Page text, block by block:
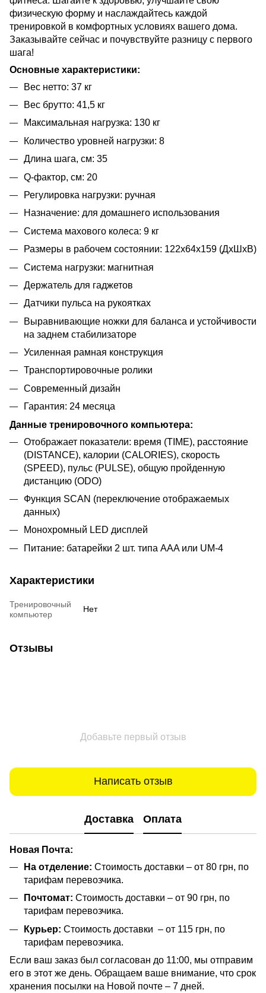
физическую форму и наслаждайтесь каждой
тренировкой в комфортных условиях вашего дома.
Заказывайте сейчас и почувствуйте разницу с первого
шага!
Основные характеристики:
Вес нетто: 37 кг
Вес брутто: 41,5 кг
Максимальная нагрузка: 130 кг
Количество уровней нагрузки: 8
Длина шага, см: 35
Q-фактор, см: 20
Регулировка нагрузки: ручная
Назначение: для домашнего использования
Система махового колеса: 9 кг
Размеры в рабочем состоянии: 122х64х159 (ДхШхВ)
Система нагрузки: магнитная
Держатель для гаджетов
Датчики пульса на рукоятках
Выравнивающие ножки для баланса и устойчивости
на заднем стабилизаторе
Усиленная рамная конструкция
Транспортировочные ролики
Современный дизайн
Гарантия: 24 месяца
Данные тренировочного компьютера:
Отображает показатели: время (TIME), расстояние
(DISTANCE), калории (CALORIES), скорость
(SPEED), пульс (PULSE), общую пройденную
дистанцию (ODO)
Функция SCAN (переключение отображаемых
данных)
Монохромный LED дисплей
Питание: батарейки 2 шт. типа AAA или UM-4
Характеристики
Тренировочный
компьютер
Нет
Отзывы
Добавьте первый отзыв
Написать отзыв
Доставка Оплата
Новая Почта:
На отделение: Стоимость доставки – от 80 грн, по
тарифам перевозчика.
Почтомат: Стоимость доставки – от 90 грн, по
тарифам перевозчика.
Курьер: Стоимость доставки – от 115 грн, по
тарифам перевозчика.
Если ваш заказ был согласован до 11:00, мы отправим
его в этот же день. Обращаем ваше внимание, что срок
хранения посылки на Новой почте – 7 дней.